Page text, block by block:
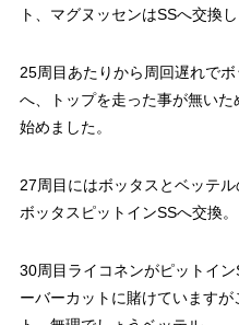
ト、マグヌッセンはSSへ交換し
25周目あたりから周回遅れで
へ、トップを走った事が無い
始めました。
27周目にはボッタスとベッテ
ボッタスピットインSSへ交換。
30周目ライコネンがピットイ
ーバーカットに賭けています